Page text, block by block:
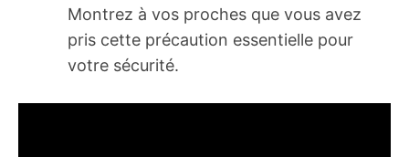
Montrez à vos proches que vous avez
pris cette précaution essentielle pour
votre sécurité.